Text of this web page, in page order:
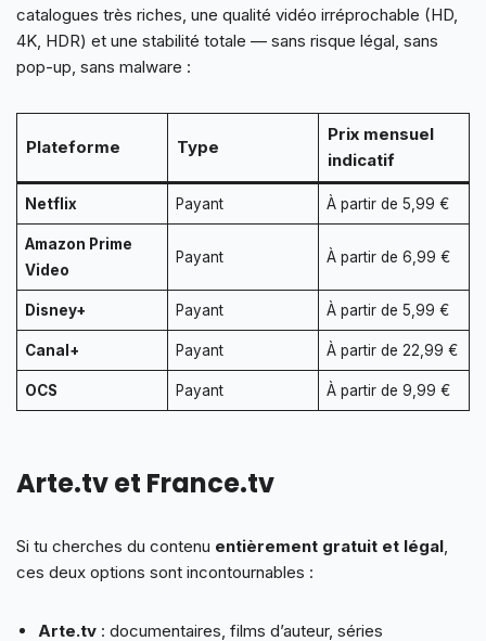
catalogues très riches, une qualité vidéo irréprochable (HD,
4K, HDR) et une stabilité totale — sans risque légal, sans
pop-up, sans malware :
Plateforme Type
Prix mensuel
indicatif
Netflix Payant À partir de 5,99 €
Amazon Prime
Video
Payant À partir de 6,99 €
Disney+ Payant À partir de 5,99 €
Canal+ Payant À partir de 22,99 €
OCS Payant À partir de 9,99 €
Arte.tv et France.tv
Si tu cherches du contenu entièrement gratuit et légal
ces deux options sont incontournables :
Arte.tv : documentaires, films d’auteur, séries